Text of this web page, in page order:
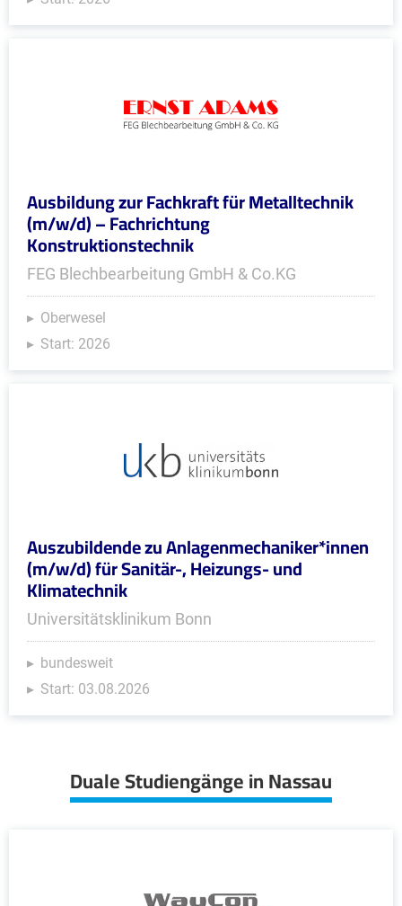
Ausbildung zur Fachkraft für Metalltechnik
(m/w/d) – Fachrichtung
Konstruktionstechnik
FEG Blechbearbeitung GmbH & Co.KG
Oberwesel
Start: 2026
Auszubildende zu Anlagenmechaniker*innen
(m/w/d) für Sanitär-, Heizungs- und
Klimatechnik
Universitätsklinikum Bonn
bundesweit
Start: 03.08.2026
Duale Studiengänge in Nassau